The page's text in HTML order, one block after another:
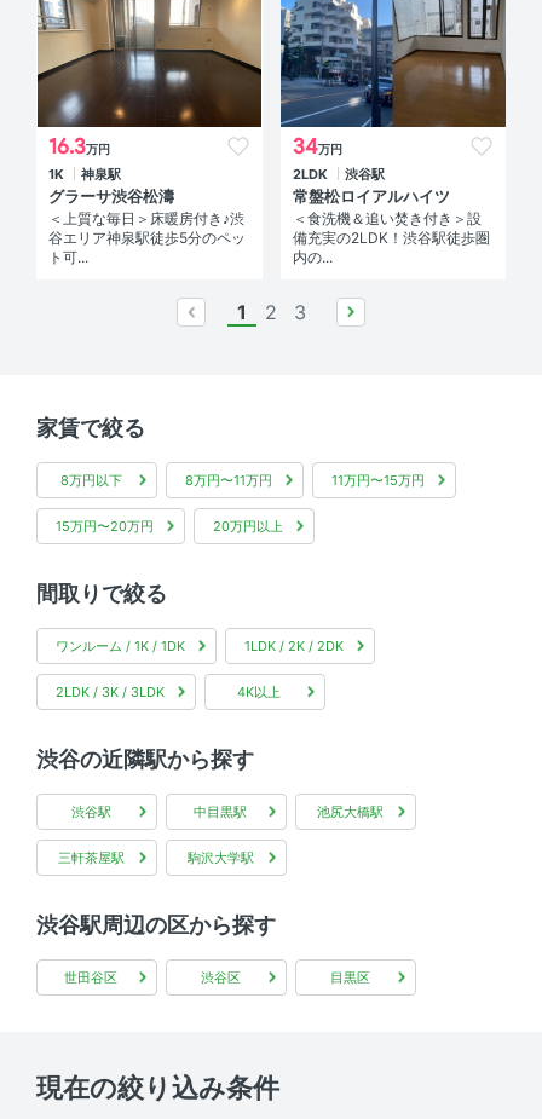
16.3万円
1K 神泉駅
グラーサ渋谷松濤
＜上質な毎日＞床暖房付き♪渋
谷エリア神泉駅徒歩5分のペッ
ト可...
34万円
2LDK 渋谷駅
常盤松ロイアルハイツ
＜食洗機＆追い焚き付き＞設
備充実の2LDK！渋谷駅徒歩圏
内の...
prev
1 2 3
家賃で絞る
8万円以下 8万円〜11万円 11万円〜15万円
15万円〜20万円 20万円以上
間取りで絞る
ワンルーム / 1K / 1DK 1LDK / 2K / 2DK
2LDK / 3K / 3LDK 4K以上
渋谷の近隣駅から探す
渋谷駅 中目黒駅 池尻大橋駅
三軒茶屋駅 駒沢大学駅
渋谷駅周辺の区から探す
世田谷区 渋谷区 目黒区
現在の絞り込み条件